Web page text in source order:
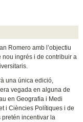
Romero amb l’objectiu
nou ingrés i de contribuir a
una única edició,
vegada en alguna de
en Geografia i Medi
i Ciències Polítiques i de
pretén incentivar la